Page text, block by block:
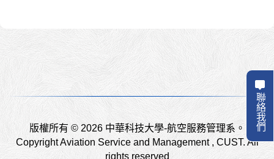
版權所有 © 2026 中華科技大學-航空服務管理系。
Copyright Aviation Service and Management , CUST. All
rights reserved
聯絡我們